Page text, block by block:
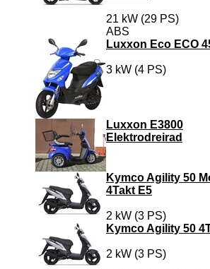
21 kW (29 PS)
ABS
Luxxon Eco ECO
3 kW (4 PS)
Luxxon E3800
Elektrodreirad
Kymco Agility 50
4Takt E5
2 kW (3 PS)
Kymco Agility 50
2 kW (3 PS)